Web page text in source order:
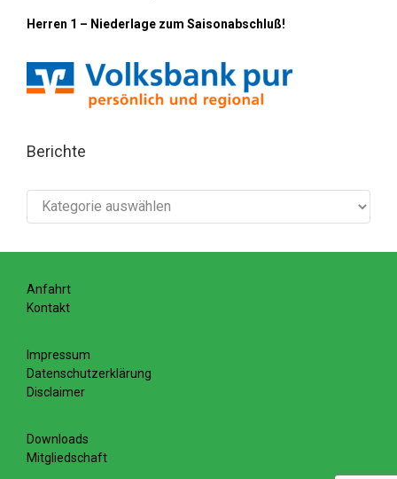
Herren 1 – Niederlage zum Saisonabschluß!
Berichte
Berichte
Anfahrt
Kontakt
Impressum
Datenschutzerklärung
Disclaimer
Downloads
Mitgliedschaft